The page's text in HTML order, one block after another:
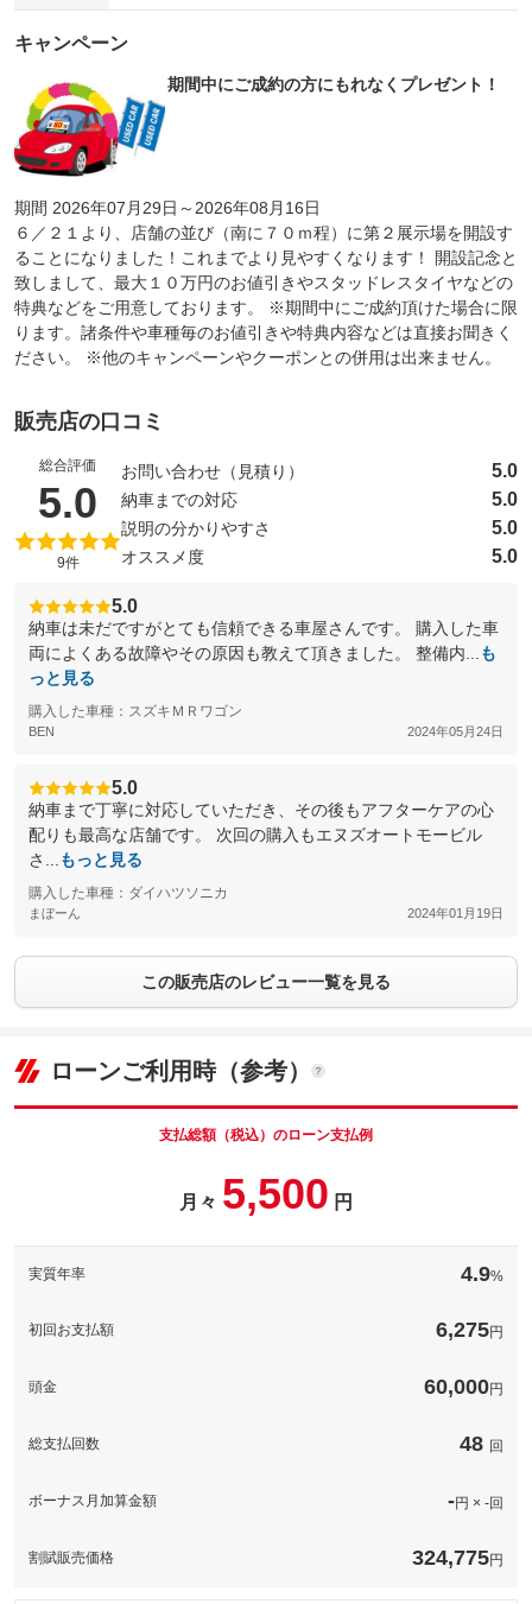
キャンペーン
期間中にご成約の方にもれなくプレゼント！
期間 2026年07月29日～2026年08月16日
６／２１より、店舗の並び（南に７０ｍ程）に第２展示場を開設す
ることになりました！これまでより見やすくなります！ 開設記念と
致しまして、最大１０万円のお値引きやスタッドレスタイヤなどの
特典などをご用意しております。 ※期間中にご成約頂けた場合に限
ります。諸条件や車種毎のお値引きや特典内容などは直接お聞きく
ださい。 ※他のキャンペーンやクーポンとの併用は出来ません。
販売店の口コミ
総合評価
5.0 （5点満点中）
9件
お問い合わせ（見積り） 5.0
納車までの対応 5.0
説明の分かりやすさ 5.0
オススメ度 5.0
5.0
納車は未だですがとても信頼できる車屋さんです。 購入した車
両によくある故障やその原因も教えて頂きました。 整備内...
も
っと見る
購入した車種：スズキＭＲワゴン
BEN 2024年05月24日
5.0
納車まで丁寧に対応していただき、その後もアフターケアの心
配りも最高な店舗です。 次回の購入もエヌズオートモービル
さ...
もっと見る
購入した車種：ダイハツソニカ
まぼーん 2024年01月19日
この販売店のレビュー一覧を見る
ローンご利用時（参考）
支払総額（税込）のローン支払例
月々 5,500 円
実質年率 4.9%
初回お支払額 6,275円
頭金 60,000円
総支払回数 48 回
ボーナス月加算金額 -円 × -回
割賦販売価格 324,775円